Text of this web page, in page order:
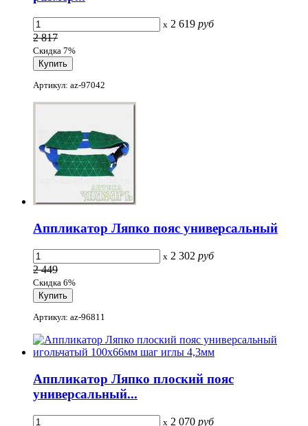
x 2 619 руб
2 817
Скидка 7%
Артикул: az-97042
Аппликатор Ляпко пояс универсальный
x 2 302 руб
2 449
Скидка 6%
Артикул: az-96811
Аппликатор Ляпко плоский пояс
универсальный...
x 2 070 руб